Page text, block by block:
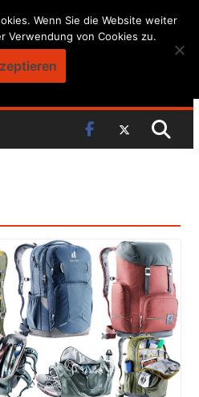
Wenn Sie die Website weiter
Verwendung von Cookies zu.